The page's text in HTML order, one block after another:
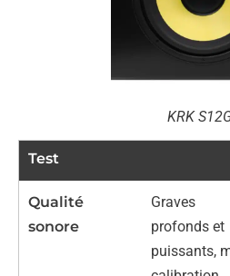
KRK
Test
Qualité
sonore
Graves
profonds et
puissants,